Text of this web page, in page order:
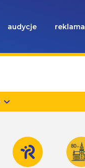
audycje reklama